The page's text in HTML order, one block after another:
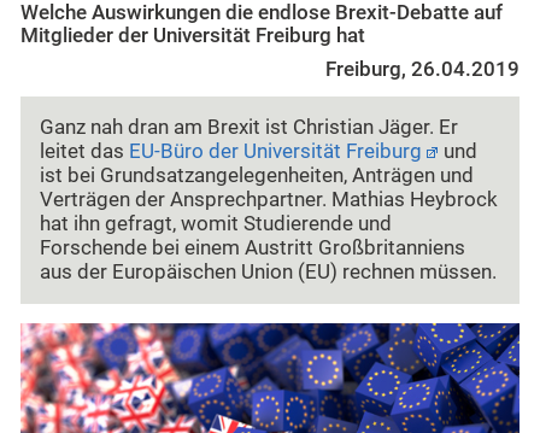
Welche Auswirkungen die endlose Brexit-Debatte auf
Mitglieder der Universität Freiburg hat
Freiburg, 26.04.2019
Ganz nah dran am Brexit ist Christian Jäger. Er
leitet das EU-Büro der Universität Freiburg
und
ist bei Grundsatzangelegenheiten, Anträgen und
Verträgen der Ansprechpartner. Mathias Heybrock
hat ihn gefragt, womit Studierende und
Forschende bei einem Austritt Großbritanniens
aus der Europäischen Union (EU) rechnen müssen.